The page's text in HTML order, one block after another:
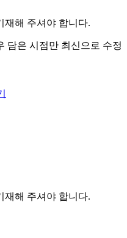
재해 주셔야 합니다.
담은 시점만 최신으로 수정
재해 주셔야 합니다.